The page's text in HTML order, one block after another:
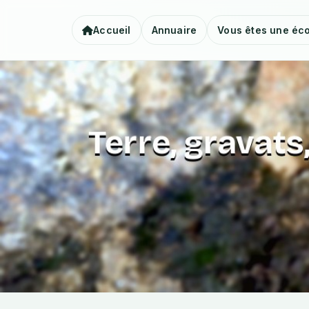
Accueil Annuaire Vous êtes une